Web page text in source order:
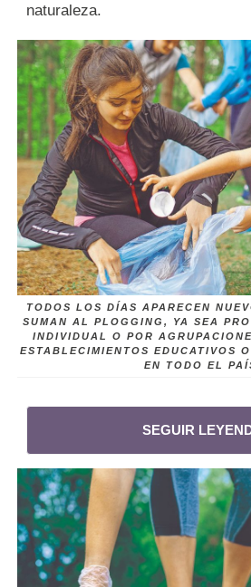
naturaleza.
TODOS LOS DÍAS APARECEN
SUMAN AL PLOGGING, YA SEA
INDIVIDUAL O POR
ESTABLECIMIENTOS EDUCATIVOS
EN TODO EL
SEGUIR